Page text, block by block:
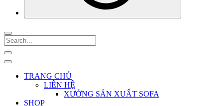
TRANG CHỦ
LIÊN HỆ
XƯỞNG SẢN XUẤT SOFA
SHOP